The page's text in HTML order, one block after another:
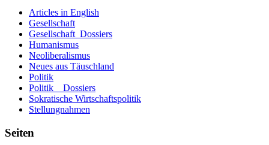
Teil:
«Von
Propaganda
heiligen
Schriften».
Articles in English
Gesellschaft
Gesellschaft_Dossiers
Humanismus
Neoliberalismus
Neues aus Täuschland
Politik
Politik _ Dossiers
Sokratische Wirtschaftspolitik
Stellungnahmen
Seiten